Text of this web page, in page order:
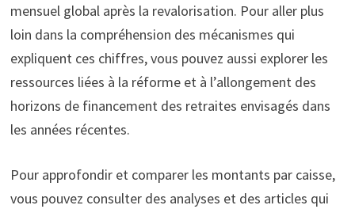
mensuel global après la revalorisation. Pour aller plus
loin dans la compréhension des mécanismes qui
expliquent ces chiffres, vous pouvez aussi explorer les
ressources liées à la réforme et à l’allongement des
horizons de financement des retraites envisagés dans
les années récentes.
Pour approfondir et comparer les montants par caisse,
vous pouvez consulter des analyses et des articles qui